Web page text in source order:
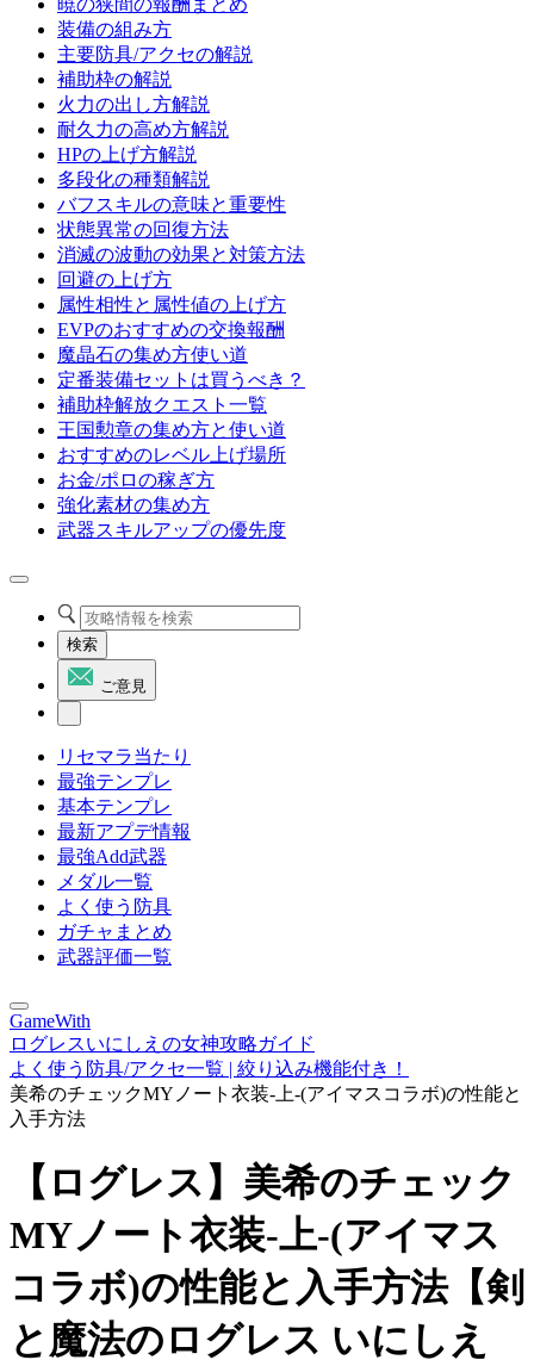
暁の狭間の報酬まとめ
装備の組み方
主要防具/アクセの解説
補助枠の解説
火力の出し方解説
耐久力の高め方解説
HPの上げ方解説
多段化の種類解説
バフスキルの意味と重要性
状態異常の回復方法
消滅の波動の効果と対策方法
回避の上げ方
属性相性と属性値の上げ方
EVPのおすすめの交換報酬
魔晶石の集め方使い道
定番装備セットは買うべき？
補助枠解放クエスト一覧
王国勲章の集め方と使い道
おすすめのレベル上げ場所
お金/ポロの稼ぎ方
強化素材の集め方
武器スキルアップの優先度
検索
ご意見
リセマラ当たり
最強テンプレ
基本テンプレ
最新アプデ情報
最強Add武器
メダル一覧
よく使う防具
ガチャまとめ
武器評価一覧
GameWith
ログレスいにしえの女神攻略ガイド
よく使う防具/アクセ一覧 | 絞り込み機能付き！
美希のチェックMYノート衣装-上-(アイマスコラボ)の性能と
入手方法
【ログレス】美希のチェック
MYノート衣装-上-(アイマス
コラボ)の性能と入手方法【剣
と魔法のログレス いにしえ